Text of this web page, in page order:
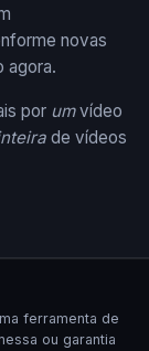
novas
agora.
por umvídeo
de vídeos
ferramenta de
ou garantia